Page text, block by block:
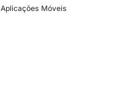
Aplicações Móveis